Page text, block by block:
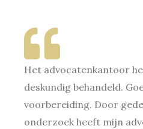
Het advocatenkantoor
deskundig behandeld.
voorbereiding. Door
onderzoek heeft mijn